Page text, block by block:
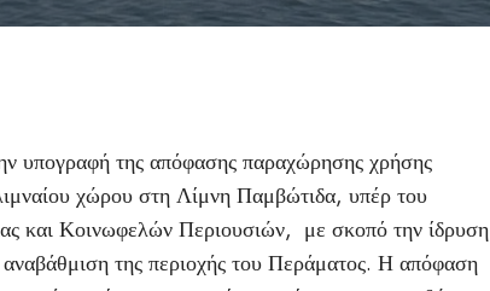
υπογραφή της απόφασης παραχώρησης χρήσης
χώρου στη Λίμνη Παμβώτιδα, υπέρ του
και Κοινωφελών Περιουσιών, με σκοπό την ίδρυση
της περιοχής του Περάματος. Η απόφαση